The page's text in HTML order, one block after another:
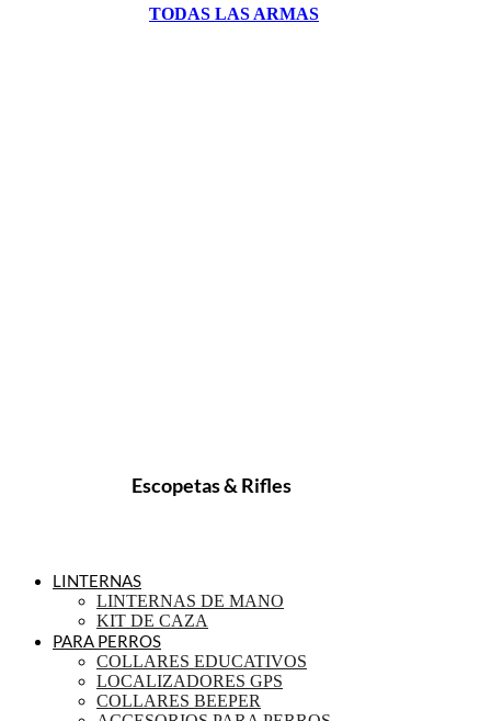
TODAS LAS ARMAS
Escopetas & Rifles
LINTERNAS
LINTERNAS DE MANO
KIT DE CAZA
PARA PERROS
COLLARES EDUCATIVOS
LOCALIZADORES GPS
COLLARES BEEPER